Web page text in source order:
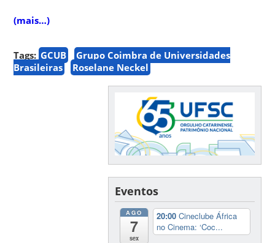
(mais…)
Tags: GCUB
Grupo Coimbra de Universidades
Brasileiras
Roselane Neckel
Eventos
AGO
7
sex
20:00Cineclube África
no Cinema: ‘Coc...